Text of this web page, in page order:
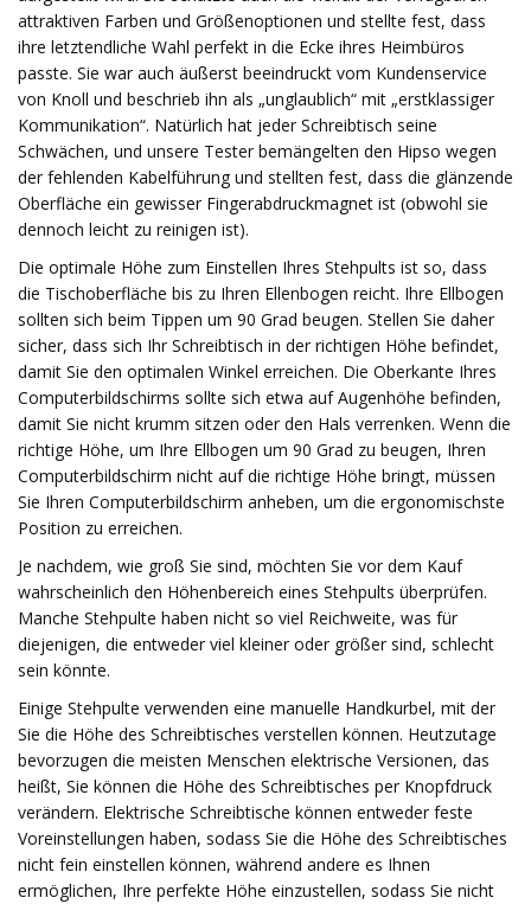
attraktiven Farben und Größenoptionen und stellte fest, dass
ihre letztendliche Wahl perfekt in die Ecke ihres Heimbüros
passte. Sie war auch äußerst beeindruckt vom Kundenservice
von Knoll und beschrieb ihn als „unglaublich“ mit „erstklassiger
Kommunikation“. Natürlich hat jeder Schreibtisch seine
Schwächen, und unsere Tester bemängelten den Hipso wegen
der fehlenden Kabelführung und stellten fest, dass die glänzende
Oberfläche ein gewisser Fingerabdruckmagnet ist (obwohl sie
dennoch leicht zu reinigen ist).
Die optimale Höhe zum Einstellen Ihres Stehpults ist so, dass
die Tischoberfläche bis zu Ihren Ellenbogen reicht. Ihre Ellbogen
sollten sich beim Tippen um 90 Grad beugen. Stellen Sie daher
sicher, dass sich Ihr Schreibtisch in der richtigen Höhe befindet,
damit Sie den optimalen Winkel erreichen. Die Oberkante Ihres
Computerbildschirms sollte sich etwa auf Augenhöhe befinden,
damit Sie nicht krumm sitzen oder den Hals verrenken. Wenn die
richtige Höhe, um Ihre Ellbogen um 90 Grad zu beugen, Ihren
Computerbildschirm nicht auf die richtige Höhe bringt, müssen
Sie Ihren Computerbildschirm anheben, um die ergonomischste
Position zu erreichen.
Je nachdem, wie groß Sie sind, möchten Sie vor dem Kauf
wahrscheinlich den Höhenbereich eines Stehpults überprüfen.
Manche Stehpulte haben nicht so viel Reichweite, was für
diejenigen, die entweder viel kleiner oder größer sind, schlecht
sein könnte.
Einige Stehpulte verwenden eine manuelle Handkurbel, mit der
Sie die Höhe des Schreibtisches verstellen können. Heutzutage
bevorzugen die meisten Menschen elektrische Versionen, das
heißt, Sie können die Höhe des Schreibtisches per Knopfdruck
verändern. Elektrische Schreibtische können entweder feste
Voreinstellungen haben, sodass Sie die Höhe des Schreibtisches
nicht fein einstellen können, während andere es Ihnen
ermöglichen, Ihre perfekte Höhe einzustellen, sodass Sie nicht